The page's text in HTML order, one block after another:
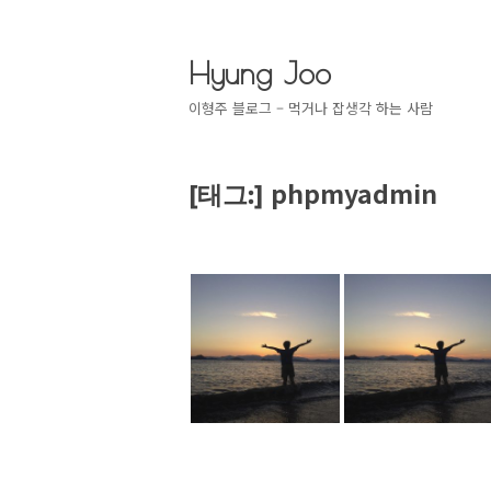
Hyung Joo
이형주 블로그 – 먹거나 잡생각 하는 사람
[태그:] phpmyadmin